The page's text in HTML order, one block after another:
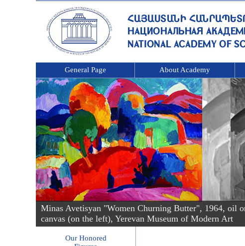
General Page About Academy
Minas Avetisyan "Women Churning Butter", 1964, oil
canvas (on the left), Yerevan Museum of Modern Art
Our Honored